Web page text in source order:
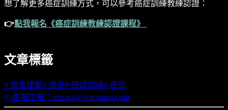
想了解更多癌症訓練方式，可以參考癌症訓練教練認證：
👉點我報名《癌症訓練教練認證課程》
文章標籤
# 癌後運動# 癌友# 癌症訓練# 癌症
客服信箱：service@emctaipei.com